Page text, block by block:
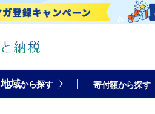
地域から探す 寄付額から探す